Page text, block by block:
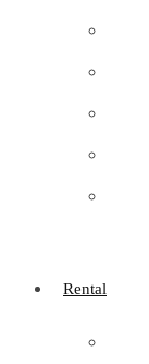
Rental